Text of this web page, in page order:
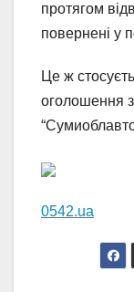
протягом
повернені у
Це ж
оголошення
0542.ua